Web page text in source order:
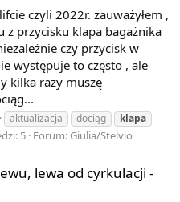
linii Spanair w 2008 r.
czyli 2022r. zauważyłem ,
z przycisku klapa bagażnika
czy przycisk w
występuje to często , ale
kilka razy muszę
aktualizacja dociąg
klapa
5 Forum: Giulia/Stelvio
lewa od cyrkulacji -